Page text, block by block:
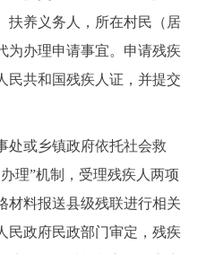
扶养义务人，所在村民（居
为办理申请事宜。申请残疾
民共和国残疾人证，并提交
或乡镇政府依托社会救
理”机制，受理残疾人两项
材料报送县级残联进行相关
民政府民政部门审定，残疾